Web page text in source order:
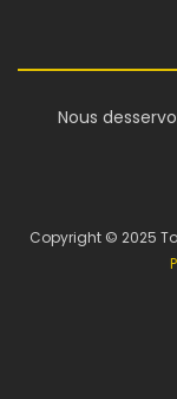
Nous
Copyright © 2025